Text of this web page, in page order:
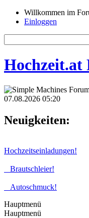
Willkommen im
Einloggen
Hochzeit.at
07.08.2026 05:20
Neuigkeiten:
Hochzeitseinladungen!
Brautschleier!
Autoschmuck!
Hauptmenü
Hauptmenü